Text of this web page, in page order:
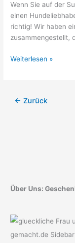
Wenn Sie auf der
einen
richtig! Wir haben
zusammengestellt,
Geschenk
Ideen!
Weiterlesen »
← Zurück
Über Uns: